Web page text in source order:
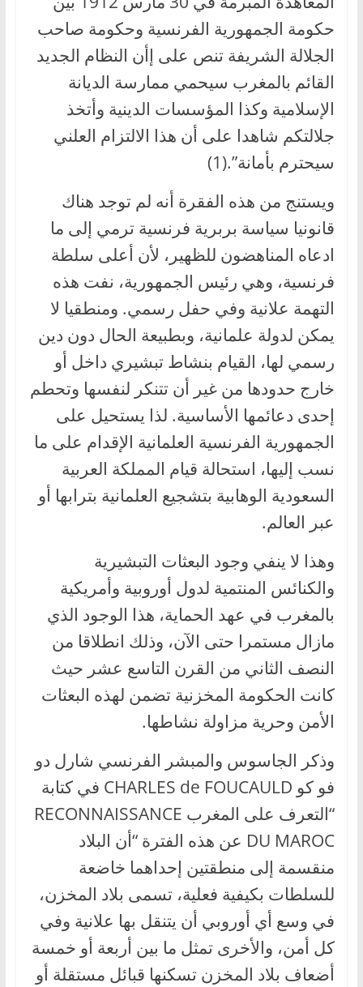
حكومة الجمهورية الفرنسية وحكومة صاحب
الجلالة الشريفة تنص على إأن النظام الجديد
القائم بالمغرب سيحمي ممارسة الديانة
الإسلامية وكذا المؤسسات الدينية وأتخذ
جلالتكم شاهدا على أن هذا الالتزام العلني
سيحترم بأمانة”.(1)
ويستنج من هذه الفقرة أنه لم توجد هناك
قانونيا سياسة بربرية فرنسية ترمي إلى ما
ادعاه المناهضون للظهير، لأن أعلى سلطة
فرنسية، وهي رئيس الجمهورية، نفت هذه
التهمة علانية وفي حفل رسمي. ومنطقيا لا
يمكن لدولة علمانية، وبطبيعة الحال دون دين
رسمي لها، القيام بنشاط تبشيري داخل أو
خارج حدودها من غير أن تتنكر لنفسها وتحطم
إحدى دعائمها الأساسية. لذا يستحيل على
الجمهورية الفرنسية العلمانية الإقدام على ما
نسب إليها، استحالة قيام المملكة العربية
السعودية الوهابية بتشجيع العلمانية بترابها أو
عبر العالم.
وهذا لا ينفي وجود البعثات التبشيرية
والكنائس المنتمية لدول أوروبية وأمريكية
بالمغرب في عهد الحماية، هذا الوجود الذي
مازال مستمرا حتى الآن، وذلك انطلاقا من
النصف الثاني من القرن التاسع عشر حيث
كانت الحكومة المخزنية تضمن لهذه البعثات
الأمن وحرية مزاولة نشاطها.
وذكر الجاسوس والمبشر الفرنسي شارل دو
فو كو CHARLES de FOUCAULD في كتابة
“التعرف على المغرب RECONNAISSANCE
DU MAROC عن هذه الفترة “أن البلاد
منقسمة إلى منطقتين إحداهما خاضعة
للسلطات بكيفية فعلية، تسمى بلاد المخزن،
في وسع أي أوروبي أن يتنقل بها علانية وفي
كل أمن، والأخرى تمثل ما بين أربعة أو خمسة
أضعاف بلاد المخزن تسكنها قبائل مستقلة أو